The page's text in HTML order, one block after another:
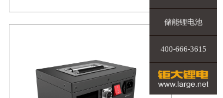
储能锂电池
400-666-3615